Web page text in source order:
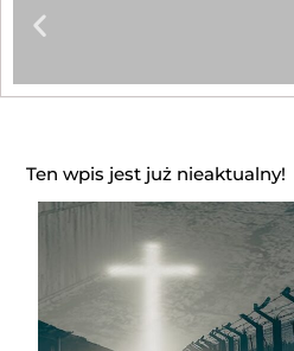
Ten wpis jest już nieaktualny!